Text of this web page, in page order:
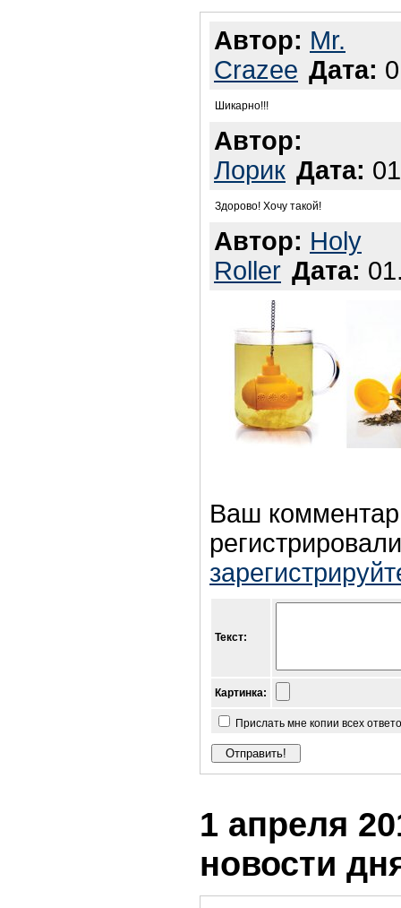
Автор: Mr.
Crazee Дата:
Шикарно!!!
Автор:
Лорик Дата:
Здорово! Хочу такой!
Автор: Holy
Roller Дата:
Ваш
Текст:
Картинка:
Прислать мне копии всех
1 апреля
новости